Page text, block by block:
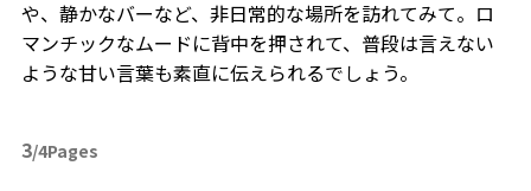
や、静かなバーなど、非日常的な場所を訪れてみて。ロ
マンチックなムードに背中を押されて、普段は言えない
ような甘い言葉も素直に伝えられるでしょう。
3/4Pages